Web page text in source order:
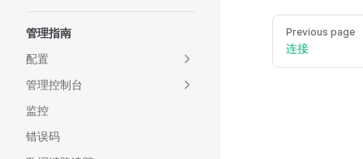
管理指南
配置
管理控制台
监控
错误码
Previous page
连接